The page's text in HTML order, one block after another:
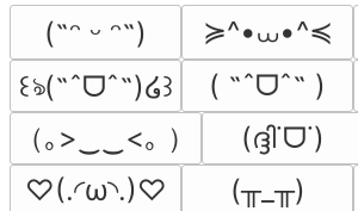
(˶ᵔ ᵕ ᵔ˶) ≽^•⩊•^≼
꒰ঌ(˶ˆᗜˆ˵)໒꒱
( ˶ˆᗜˆ˵ )
（｡>‿‿<｡ ）
(ദ്ദി˙ᗜ˙)
♡(.◜ω◝.)♡
(╥_╥)